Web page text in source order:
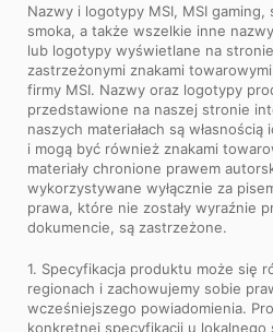
Nazwy i logotypy MSI, MSI
smoka, a także wszelkie inne
lub logotypy wyświetlane na
zastrzeżonymi znakami
firmy MSI. Nazwy oraz logotypy
przedstawione na naszej stronie
naszych materiałach są
i mogą być również znakami
materiały chronione prawem
wykorzystywane wyłącznie za
prawa, które nie zostały wyraźnie
dokumencie, są zastrzeżone.
1. Specyfikacja produktu może się
regionach i zachowujemy sobie
wcześniejszego powiadomienia.
konkretnej specyfikacji u lokalnego